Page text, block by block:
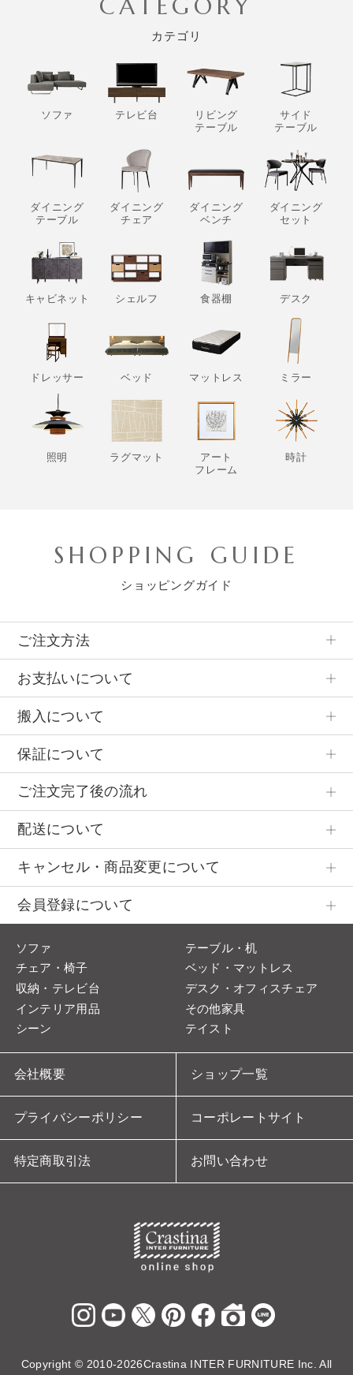
CATEGORY
カテゴリ
ソファ テレビ台
リビング
テーブル
サイド
テーブル
ダイニング
テーブル
ダイニング
チェア
ダイニング
ベンチ
ダイニング
セット
キャビネット シェルフ 食器棚 デスク
ドレッサー ベッド マットレス ミラー
照明 ラグマット
アート
フレーム
時計
SHOPPING GUIDE
ショッピングガイド
ご注文方法
お支払いについて
搬入について
保証について
ご注文完了後の流れ
配送について
キャンセル・商品変更について
会員登録について
会社概要 ショップ一覧
プライバシーポリシー コーポレートサイト
特定商取引法 お問い合わせ
ソファ
テーブル・机
チェア・椅子
ベッド・マットレス
収納・テレビ台
デスク・オフィスチェア
インテリア用品
その他家具
シーン
テイスト
Copyright © 2010-2026Crastina INTER FURNITURE Inc. All